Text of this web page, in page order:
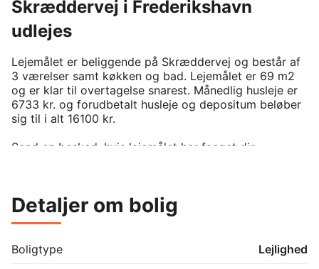
Skræddervej i Frederikshavn
udlejes
Lejemålet er beliggende på Skræddervej og består af
3 værelser samt køkken og bad. Lejemålet er 69 m2
og er klar til overtagelse snarest. Månedlig husleje er
6733 kr. og forudbetalt husleje og depositum beløber
sig til i alt 16100 kr.
Send en besked, hvis lejemålet har fanget din
kun reelt ledige boliger uden eksisterende venteliste
på annonceringstidspunktet. Venligst kontakt udlejer
Detaljer om bolig
Boligtype
Lejlighed